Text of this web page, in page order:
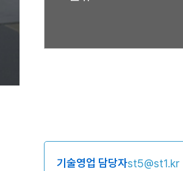
기술영업 담당자st5@st1.kr